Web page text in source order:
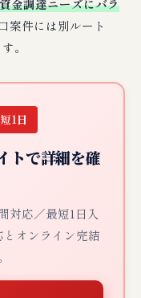
金調達ニーズにバラ
案件には別ルート
。
1日
トで詳細を確
対応／最短1日入
オンライン完結